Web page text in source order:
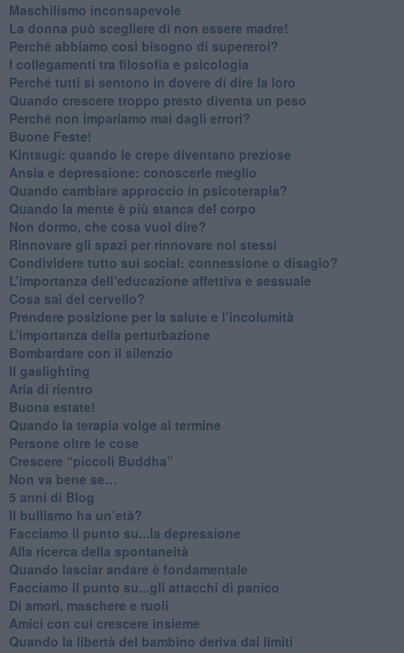
​Maschilismo inconsapevole
​La donna può scegliere di non essere madre!
​Perché abbiamo così bisogno di supereroi?
​I collegamenti tra filosofia e psicologia
​Perché tutti si sentono in dovere di dire la loro
​Quando crescere troppo presto diventa un peso
​Perché non impariamo mai dagli errori?
​Buone Feste!
​Kintsugi: quando le crepe diventano preziose
Ansia e depressione: conoscerle meglio
Quando cambiare approccio in psicoterapia?
​Quando la mente è più stanca del corpo
Non dormo, che cosa vuol dire?
​Rinnovare gli spazi per rinnovare noi stessi
​Condividere tutto sui social: connessione o disagio?
​L’importanza dell’educazione affettiva e sessuale
​Cosa sai del cervello?
Prendere posizione per la salute e l’incolumità
L’importanza della perturbazione
​Bombardare con il silenzio
Il gaslighting
Aria di rientro
Buona estate!
​Quando la terapia volge al termine
​Persone oltre le cose
​Crescere “piccoli Buddha”
Non va bene se…
​5 anni di Blog
​Il bullismo ha un’età?
Facciamo il punto su...la depressione
​Alla ricerca della spontaneità
​Quando lasciar andare è fondamentale
Facciamo il punto su...gli attacchi di panico
Di amori, maschere e ruoli
​Amici con cui crescere insieme
​Quando la libertà del bambino deriva dai limiti